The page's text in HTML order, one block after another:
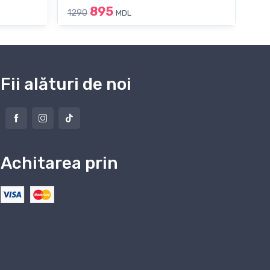
1290 895 MDL
Fii alături de noi
Achitarea prin